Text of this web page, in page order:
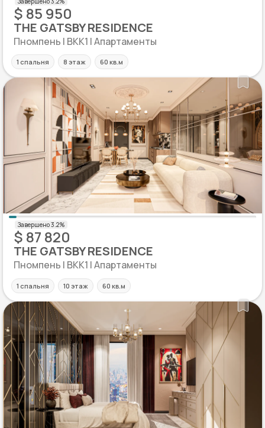
$ 85 950
THE GATSBY RESIDENCE
Пномпень | BKK1 | Апартаменты
1 спальня 8 этаж 60 кв.м
$ 87 820
THE GATSBY RESIDENCE
Пномпень | BKK1 | Апартаменты
1 спальня 10 этаж 60 кв.м